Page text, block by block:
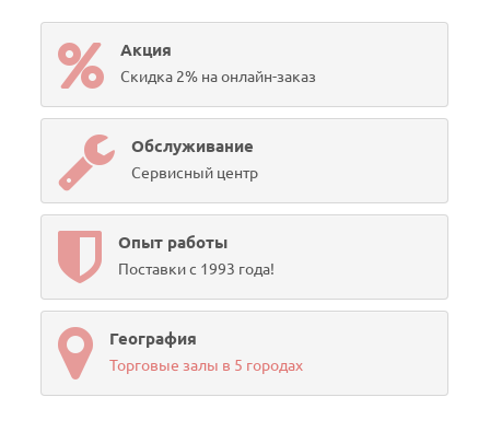
Акция
Скидка 2% на онлайн-заказ
Обслуживание
Сервисный центр
Опыт работы
Поставки с 1993 года!
География
Торговые залы в 5 городах